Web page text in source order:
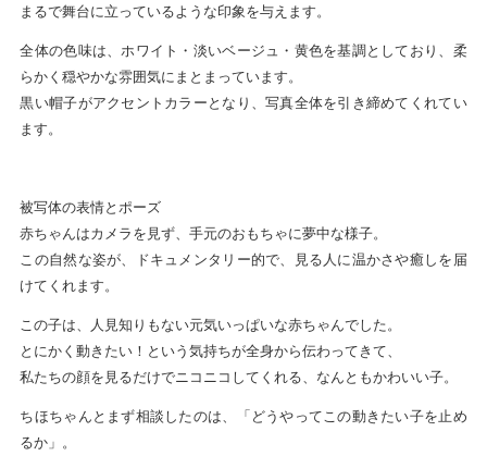
まるで舞台に立っているような印象を与えます。
全体の色味は、ホワイト・淡いベージュ・黄色を基調としており、柔
らかく穏やかな雰囲気にまとまっています。
黒い帽子がアクセントカラーとなり、写真全体を引き締めてくれてい
ます。
被写体の表情とポーズ
赤ちゃんはカメラを見ず、手元のおもちゃに夢中な様子。
この自然な姿が、ドキュメンタリー的で、見る人に温かさや癒しを届
けてくれます。
この子は、人見知りもない元気いっぱいな赤ちゃんでした。
とにかく動きたい！という気持ちが全身から伝わってきて、
私たちの顔を見るだけでニコニコしてくれる、なんともかわいい子。
ちほちゃんとまず相談したのは、「どうやってこの動きたい子を止め
るか」。